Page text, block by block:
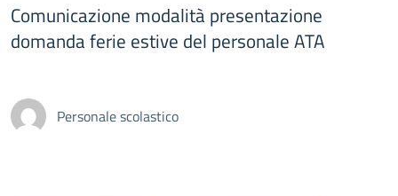
Comunicazione modalità presentazione
domanda ferie estive del personale ATA
Personale scolastico